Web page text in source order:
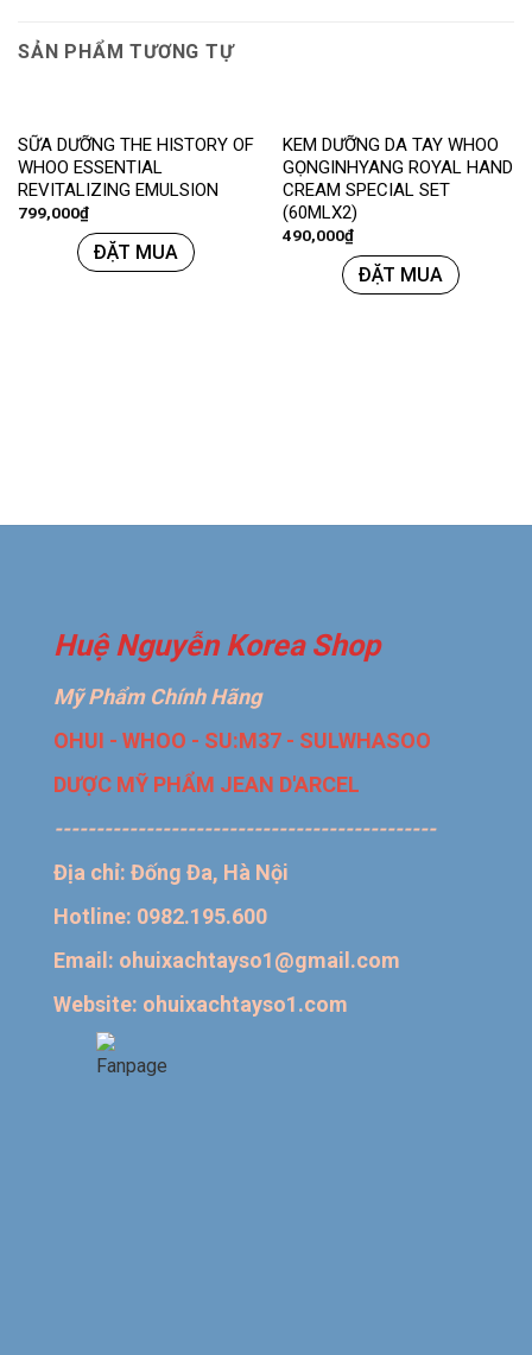
SẢN PHẨM TƯƠNG TỰ
SỮA DƯỠNG THE HISTORY OF
WHOO ESSENTIAL
REVITALIZING EMULSION
799,000₫
ĐẶT MUA
KEM DƯỠNG DA TAY WHOO
GỌNGINHYANG ROYAL HAND
CREAM SPECIAL SET
(60MLX2)
490,000₫
ĐẶT MUA
Huệ Nguyễn Korea Shop
Mỹ Phẩm Chính Hãng
OHUI - WHOO - SU:M37 - SULWHASOO
DƯỢC MỸ PHẨM JEAN D'ARCEL
----------------------------------------------
Địa chỉ: Đống Đa, Hà Nội
Hotline: 0982.195.600
Email: ohuixachtayso1@gmail.com
Website: ohuixachtayso1.com